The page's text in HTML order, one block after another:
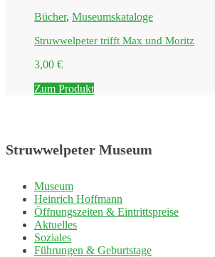
Bücher, Museumskataloge
Struwwelpeter trifft Max und Moritz
3,00 €
Zum Produkt
Struwwelpeter Museum
Museum
Heinrich Hoffmann
Öffnungszeiten & Eintrittspreise
Aktuelles
Soziales
Führungen & Geburtstage